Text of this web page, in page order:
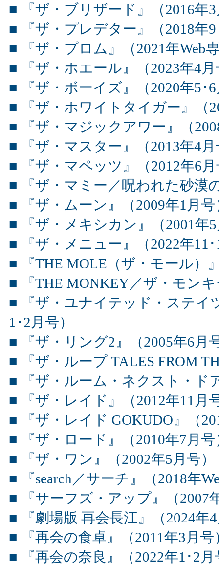
■ 『ザ・ブリザード』（2016年
■ 『ザ・プレデター』（2018年
■ 『ザ・プロム』（2021年Web
■ 『ザ・ホエール』（2023年4
■ 『ザ・ボーイズ』（2020年5･
■ 『ザ・ホワイトタイガー』（
■ 『ザ・マジックアワー』（
■ 『ザ・マスター』（2013年4
■ 『ザ・マペッツ』（2012年6
■ 『ザ・マミー／呪われた砂漠
■ 『ザ・ムーン』（2009年1月号
■ 『ザ・メキシカン』（2001年
■ 『ザ・メニュー』（2022年11
■ 『THE MOLE（ザ・モール）
■ 『THE MONKEY／ザ・モン
■ 『ザ・ユナイテッド・ステイ
1･2月号）
■ 『ザ・リング2』（2005年6月
■ 『ザ・ループ TALES FROM
■ 『ザ・ルーム・ネクスト・ド
■ 『ザ・レイド』（2012年11月
■ 『ザ・レイド GOKUDO』（
■ 『ザ・ロード』（2010年7月号
■ 『ザ・ワン』（2002年5月号）
■ 『search／サーチ』（2018年
■ 『サーフズ・アップ』（2007
■ 『劇場版 再会長江』（2024年
■ 『再会の食卓』（2011年3月号
■ 『再会の奈良』（2022年1･2月